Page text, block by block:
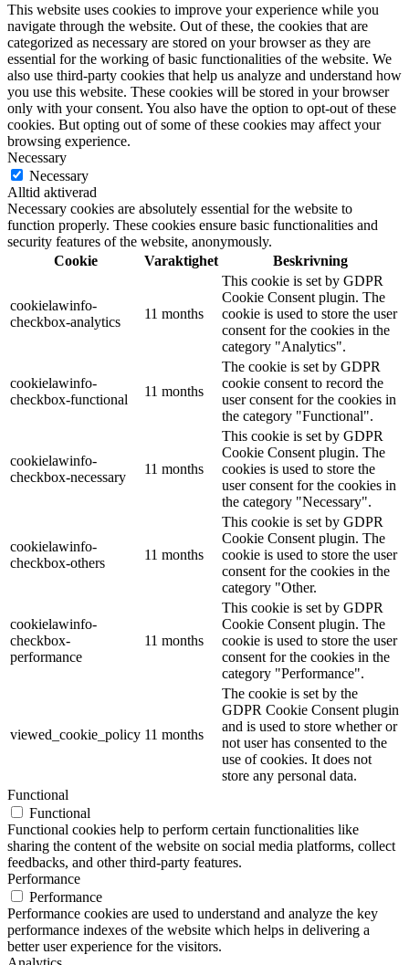
This website uses cookies to improve your experience while you
navigate through the website. Out of these, the cookies that are
categorized as necessary are stored on your browser as they are
essential for the working of basic functionalities of the website. We
also use third-party cookies that help us analyze and understand how
you use this website. These cookies will be stored in your browser
only with your consent. You also have the option to opt-out of these
cookies. But opting out of some of these cookies may affect your
browsing experience.
Necessary
Necessary
Alltid aktiverad
Necessary cookies are absolutely essential for the website to
function properly. These cookies ensure basic functionalities and
security features of the website, anonymously.
Cookie
Varaktighet Beskrivning
cookielawinfo-
checkbox-analytics
11 months
This cookie is set by GDPR
Cookie Consent plugin. The
cookie is used to store the user
consent for the cookies in the
category "Analytics".
cookielawinfo-
checkbox-functional
11 months
The cookie is set by GDPR
cookie consent to record the
user consent for the cookies in
the category "Functional".
cookielawinfo-
checkbox-necessary
11 months
This cookie is set by GDPR
Cookie Consent plugin. The
cookies is used to store the
user consent for the cookies in
the category "Necessary".
cookielawinfo-
checkbox-others
11 months
This cookie is set by GDPR
Cookie Consent plugin. The
cookie is used to store the user
consent for the cookies in the
category "Other.
cookielawinfo-
checkbox-
performance
11 months
This cookie is set by GDPR
Cookie Consent plugin. The
cookie is used to store the user
consent for the cookies in the
category "Performance".
viewed_cookie_policy 11 months
The cookie is set by the
GDPR Cookie Consent plugin
and is used to store whether or
not user has consented to the
use of cookies. It does not
store any personal data.
Functional
Functional
Functional cookies help to perform certain functionalities like
sharing the content of the website on social media platforms, collect
feedbacks, and other third-party features.
Performance
Performance
Performance cookies are used to understand and analyze the key
performance indexes of the website which helps in delivering a
better user experience for the visitors.